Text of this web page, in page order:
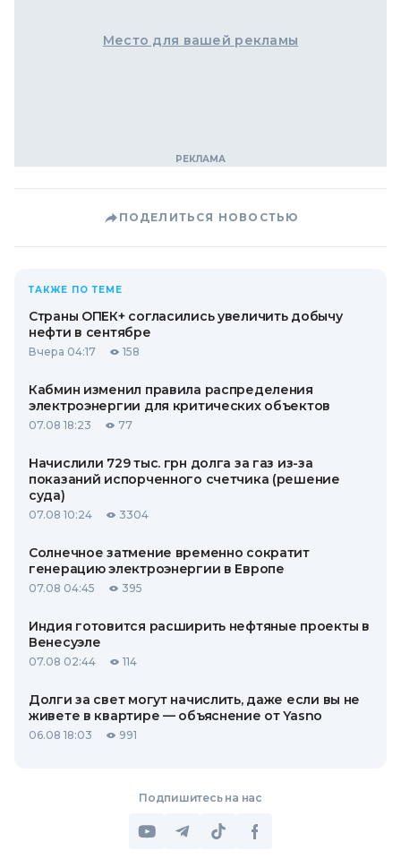
Место для вашей рекламы
ПОДЕЛИТЬСЯ НОВОСТЬЮ
ТАКЖЕ ПО ТЕМЕ
Страны ОПЕК+ согласились увеличить добычу
нефти в сентябре
Вчера 04:17 158
Кабмин изменил правила распределения
электроэнергии для критических объектов
07.08 18:23 77
Начислили 729 тыс. грн долга за газ из-за
показаний испорченного счетчика (решение
суда)
07.08 10:24 3304
Солнечное затмение временно сократит
генерацию электроэнергии в Европе
07.08 04:45 395
Индия готовится расширить нефтяные проекты в
Венесуэле
07.08 02:44 114
Долги за свет могут начислить, даже если вы не
живете в квартире — объяснение от Yasno
06.08 18:03 991
Подпишитесь на нас